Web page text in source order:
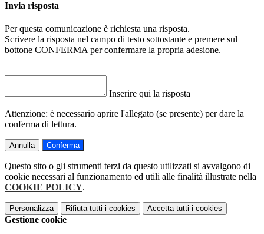
Invia risposta
Per questa comunicazione è richiesta una risposta.
Scrivere la risposta nel campo di testo sottostante e premere sul
bottone CONFERMA per confermare la propria adesione.
Inserire qui la risposta
Attenzione: è necessario aprire l'allegato (se presente) per dare la
conferma di lettura.
Annulla Conferma
Questo sito o gli strumenti terzi da questo utilizzati si avvalgono di
cookie necessari al funzionamento ed utili alle finalità illustrate nella
COOKIE POLICY.
Personalizza Rifiuta tutti i cookies Accetta tutti i cookies
Gestione cookie